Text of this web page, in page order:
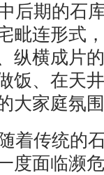
期的石库
毗连形式
纵横成片
饭、在天
大家庭氛
传统的石
度面临濒